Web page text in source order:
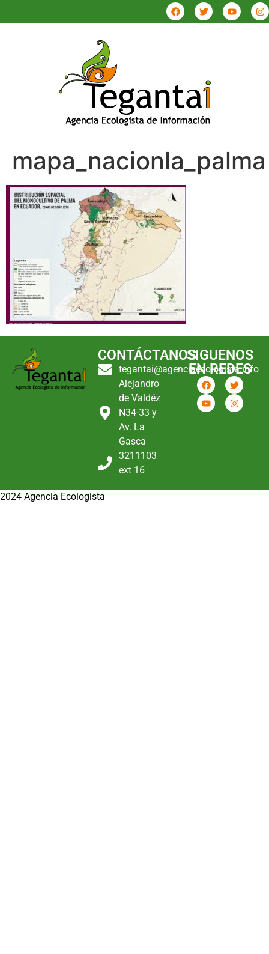
mapa_nacionla_palma
CONTÁCTANOS
tegantai@agenciaecologista.info
Alejandro
de Valdéz
N34-33 y
Av. La
Gasca
3211103
ext 16
SIGUENOS
EN REDES
2024 Agencia Ecologista